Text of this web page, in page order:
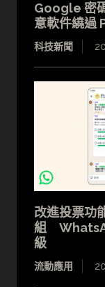
Google 密
意軟件繞過
科技新聞
改進投票功
組
級
流動應用